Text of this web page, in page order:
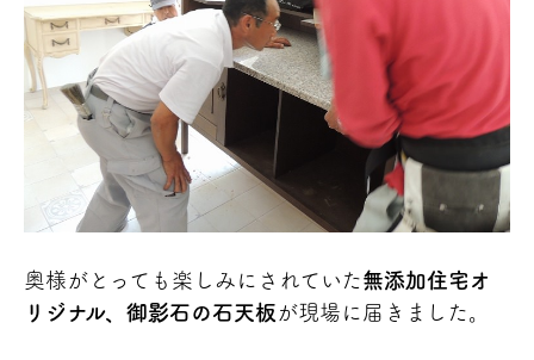
奥様がとっても楽しみにされていた無添加住宅オ
リジナル、御影石の石天板 が現場に届きました。